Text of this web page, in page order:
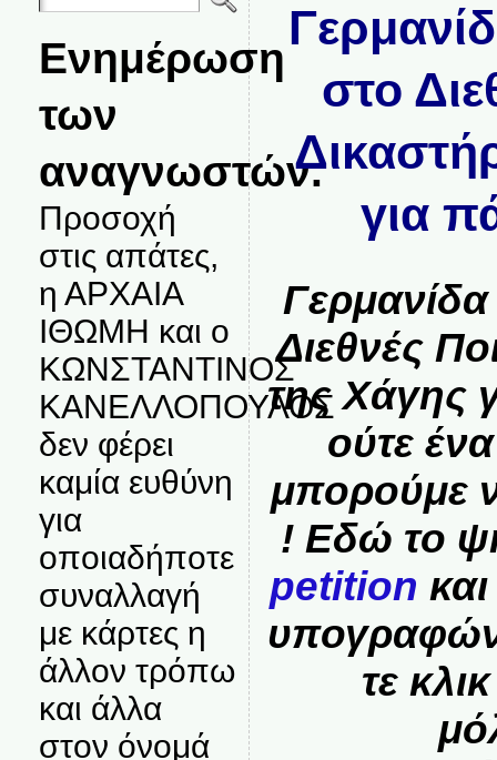
Ενημέρωση
των
αναγνωστών.
Προσοχή
στις απάτες,
η ΑΡΧΑΙΑ
ΙΘΩΜΗ και ο
ΚΩΝΣΤΑΝΤΙΝΟΣ
ΚΑΝΕΛΛΟΠΟΥΛΟΣ
δεν φέρει
καμία ευθύνη
για
οποιαδήποτε
συναλλαγή
με κάρτες η
άλλον τρόπω
και άλλα
στον όνομά
στο
για
Διεθνές
της Χάγης
ούτε
μπορούμε
! Εδώ το
petition
τε